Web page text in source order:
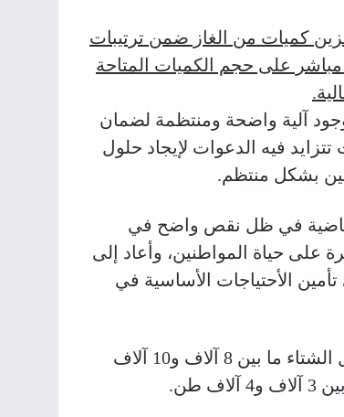
كميات من الغاز ضمن ترتيبات
على حجم الكميات المتاحة
آلية واضحة ومنتظمة لضمان
فيه الدعوات لإيجاد حلول
بشكل منتظم.
الماضية في ظل نقص واضح في
على حياة المواطنين، وأعاد إلى
الأحتياجات الأساسية في
ويبلغ معدل استهلاك الضفة الغربية من الغاز خلال فصل الشتاء ما بين 8 آلاف و10 آلاف
طن.